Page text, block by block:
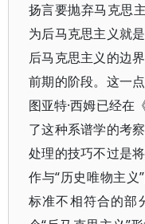
扬言要抛弃马克思
为后马克思主义就
后马克思主义的边
前期的阶段。这一
图亚特·西姆已经在
了这种系谱学的考
处理的技巧不过是
作与“历史唯物主义
标准不相符合的部